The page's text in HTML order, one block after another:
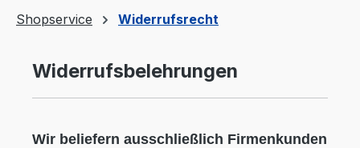
Shopservice Widerrufsrecht
Widerrufsbelehrungen
Wir beliefern ausschließlich Firmenkunden